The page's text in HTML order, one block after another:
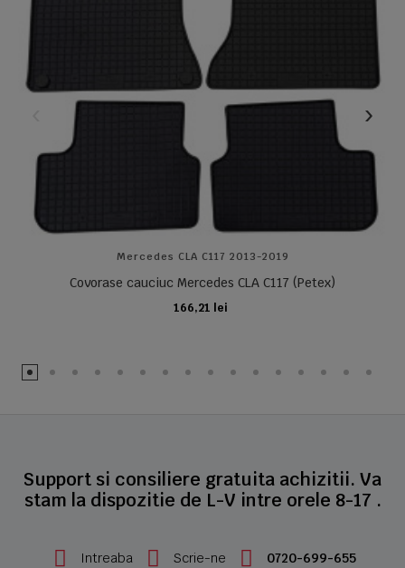
Mercedes CLA C117 2013-2019
Covorase cauciuc Mercedes CLA C117 (Petex)
166,21 lei
ADAUGA IN COS
Support si consiliere gratuita achizitii. Va
stam la dispozitie de L-V intre orele 8-17 .
Intreaba Scrie-ne 0720-699-655